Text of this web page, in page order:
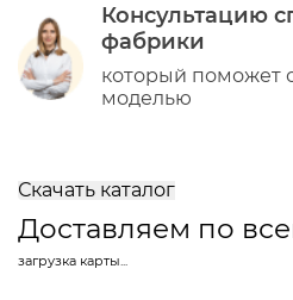
Консультацию
фабрики
который поможет
моделью
Скачать каталог
Доставляем по
загрузка карты...